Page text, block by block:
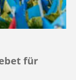
für